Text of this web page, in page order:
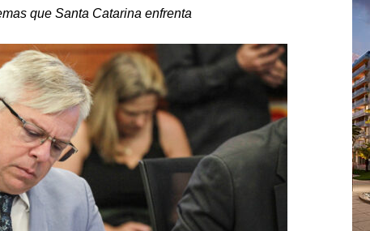
que Santa Catarina enfrenta